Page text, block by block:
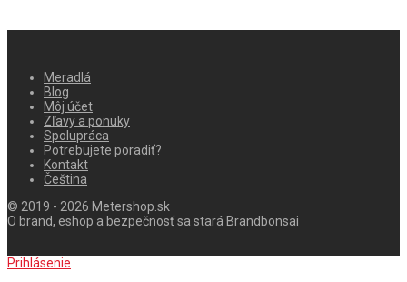
Meradlá
Blog
Môj účet
Zľavy a ponuky
Spolupráca
Potrebujete poradiť?
Kontakt
Čeština
© 2019 - 2026 Metershop.sk
O brand, eshop a bezpečnosť sa stará Brandbonsai
Prihlásenie